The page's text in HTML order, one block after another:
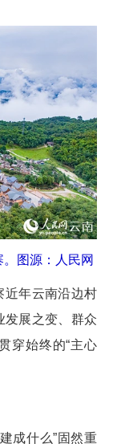
图源：人民网
近年云南沿边村
发展之变、群众
穿始终的“主心
成什么”固然重